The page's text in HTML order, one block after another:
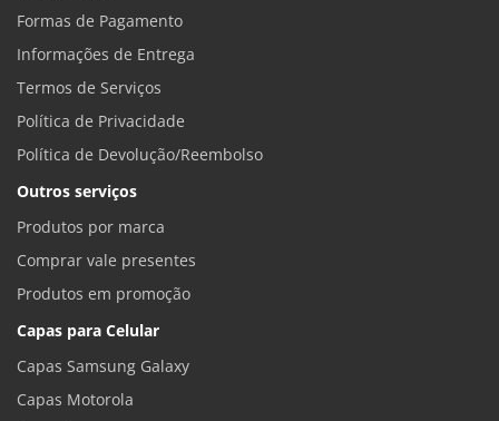
Formas de Pagamento
Informações de Entrega
Termos de Serviços
Política de Privacidade
Política de Devolução/Reembolso
Outros serviços
Produtos por marca
Comprar vale presentes
Produtos em promoção
Capas para Celular
Capas Samsung Galaxy
Capas Motorola